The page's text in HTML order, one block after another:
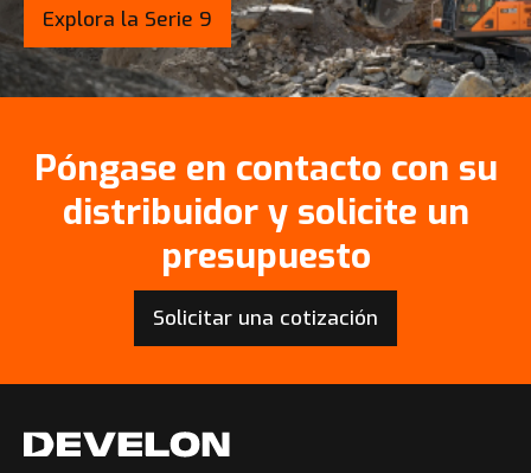
Explora la Serie 9
Póngase en contacto con su
distribuidor y solicite un
presupuesto
Solicitar una cotización